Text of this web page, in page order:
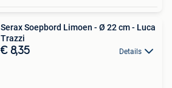
Serax Soepbord Limoen - Ø 22 cm - Luca
Trazzi
€ 8,35 Details